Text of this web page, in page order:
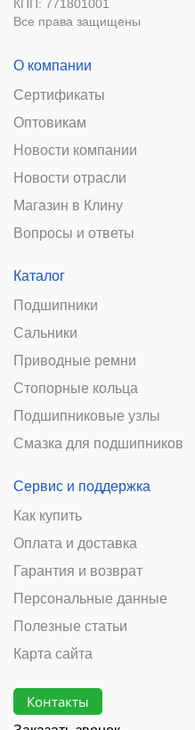
КПП: 771801001
Все права защищены
О компании
Сертификаты
Оптовикам
Новости компании
Новости отрасли
Магазин в Клину
Вопросы и ответы
Каталог
Подшипники
Сальники
Приводные ремни
Стопорные кольца
Подшипниковые узлы
Смазка для подшипников
Сервис и поддержка
Как купить
Оплата и доставка
Гарантия и возврат
Персональные данные
Полезные статьи
Карта сайта
Контакты